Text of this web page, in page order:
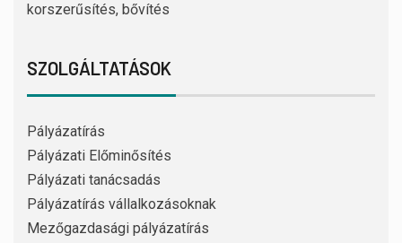
korszerűsítés, bővítés
SZOLGÁLTATÁSOK
Pályázatírás
Pályázati Előminősítés
Pályázati tanácsadás
Pályázatírás vállalkozásoknak
Mezőgazdasági pályázatírás